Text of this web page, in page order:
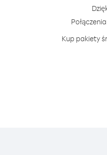
Kup pakiety